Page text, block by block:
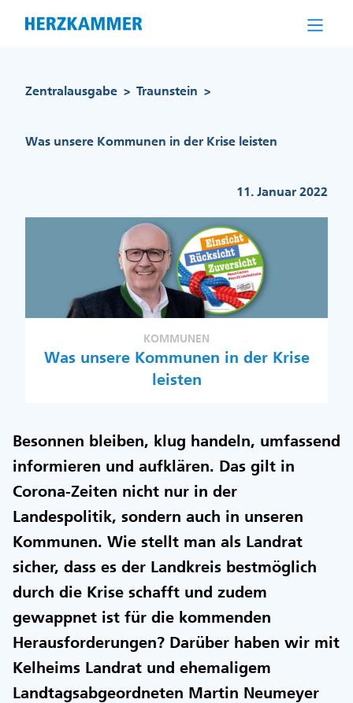
Zentralausgabe > Traunstein >
Was unsere Kommunen in der Krise leisten
11. Januar 2022
KOMMUNEN
Was unsere Kommunen in der Krise
leisten
Besonnen bleiben, klug handeln, umfassend
informieren und aufklären. Das gilt in
Corona-Zeiten nicht nur in der
Landespolitik, sondern auch in unseren
Kommunen. Wie stellt man als Landrat
sicher, dass es der Landkreis bestmöglich
durch die Krise schafft und zudem
gewappnet ist für die kommenden
Herausforderungen? Darüber haben wir mit
Kelheims Landrat und ehemaligem
Landtagsabgeordneten Martin Neumeyer